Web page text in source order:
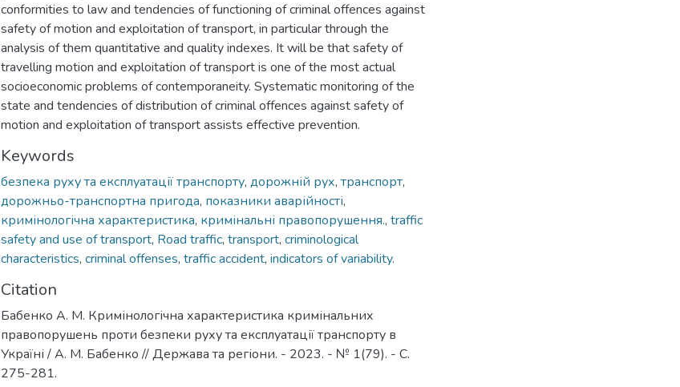
conformities to law and tendencies of functioning of criminal offences against
safety of motion and exploitation of transport, in particular through the
analysis of them quantitative and quality indexes. It will be that safety of
travelling motion and exploitation of transport is one of the most actual
socioeconomic problems of contemporaneity. Systematic monitoring of the
state and tendencies of distribution of criminal offences against safety of
motion and exploitation of transport assists effective prevention.
Keywords
безпека руху та експлуатації транспорту, дорожній рух, транспорт,
дорожньо-транспортна пригода, показники аварійності,
кримінологічна характеристика, кримінальні правопорушення., traffic
safety and use of transport, Road traffic, transport, criminological
characteristics, criminal offenses, traffic accident, indicators of variability.
Citation
Бабенко А. М. Кримінологічна характеристика кримінальних
правопорушень проти безпеки руху та експлуатації транспорту в
Україні / А. М. Бабенко // Держава та регіони. - 2023. - № 1(79). - С.
275-281.